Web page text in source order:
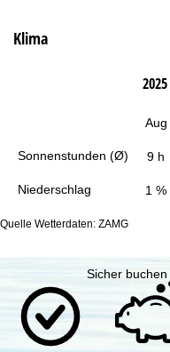
Klima
Sonnenstunden (Ø)
Niederschlag
2025
Aug
9 h
1 %
Quelle Wetterdaten: ZAMG
Sicher